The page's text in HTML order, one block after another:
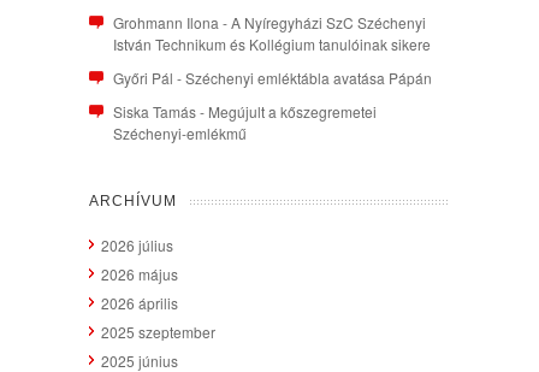
Grohmann Ilona -A Nyíregyházi SzC Széchenyi
István Technikum és Kollégium tanulóinak sikere
Győri Pál -Széchenyi emléktábla avatása Pápán
Siska Tamás- Megújult a kőszegremetei
Széchenyi-emlékmű
ARCHÍVUM
2026 július
2026 május
2026 április
2025 szeptember
2025 június